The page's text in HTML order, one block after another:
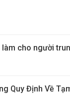
làm cho người
Quy Định Về